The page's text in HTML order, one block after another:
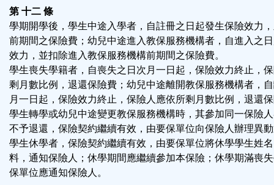
第 十二 條
學期開學後，學生中途入學者，自註冊之日起發生保險效力
前期間之保險費；幼兒中途進入教保服務機構者，自進入之
效力，並扣除進入教保服務機構前期間之保險費。
學生喪失學籍者，自喪失之日次月一日起，保險效力終止，
剩月數比例，退還保險費；幼兒中途離開教保服務機構者，
月一日起，保險效力終止，保險人應依所剩月數比例，退還
學生轉學或幼兒中途變更教保服務機構時，其參加同一保險
不予退還，保險契約繼續有效，由要保單位向保險人辦理異
學生休學者，保險契約繼續有效，由要保單位將休學學生姓
料，通知保險人；休學期間應繼續參加本保險；休學期滿喪
保單位應通知保險人。